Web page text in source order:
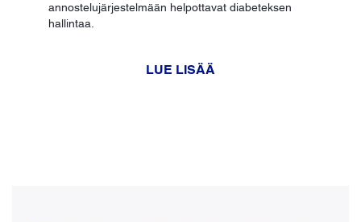
annostelujärjestelmään helpottavat diabeteksen
hallintaa.
LUE LISÄÄ